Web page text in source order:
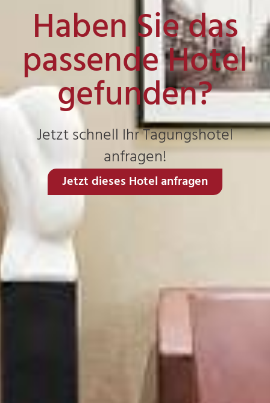
Haben Sie das
passende Hotel
gefunden?
Jetzt schnell Ihr Tagungshotel
anfragen!
Jetzt dieses Hotel anfragen